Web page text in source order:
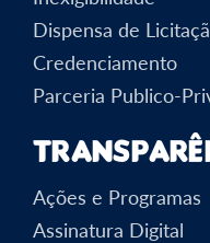
Dispensa de
Credenciamento
Parceria Publico-
Ações e Programas
Assinatura Digital